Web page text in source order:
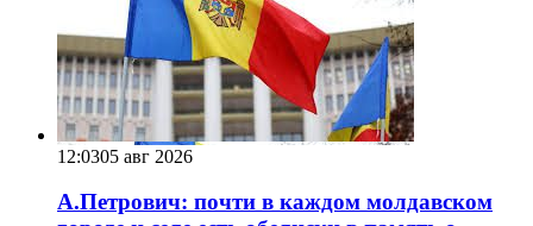
12:0305 авг 2026
А.Петрович: почти в каждом молдавском